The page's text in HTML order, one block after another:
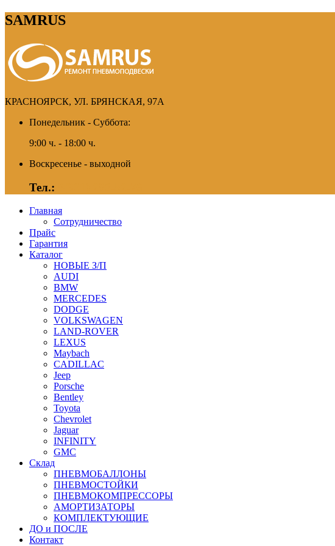
SAMRUS
КРАСНОЯРСК, УЛ. БРЯНСКАЯ, 97А
Понедельник - Суббота:
9:00 ч. - 18:00 ч.
Воскресенье - выходной
Тел.:
Главная
Сотрудничество
Прайс
Гарантия
Каталог
НОВЫЕ З/П
AUDI
BMW
MERCEDES
DODGE
VOLKSWAGEN
LAND-ROVER
LEXUS
Maybach
CADILLAC
Jeep
Porsche
Bentley
Toyota
Chevrolet
Jaguar
INFINITY
GMC
Склад
ПНЕВМОБАЛЛОНЫ
ПНЕВМОСТОЙКИ
ПНЕВМОКОМПРЕССОРЫ
АМОРТИЗАТОРЫ
КОМПЛЕКТУЮЩИЕ
ДО и ПОСЛЕ
Контакт